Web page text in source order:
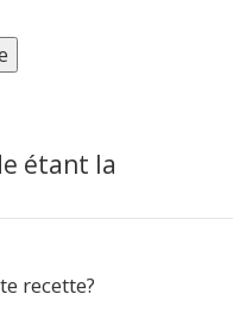
étant la
recette?